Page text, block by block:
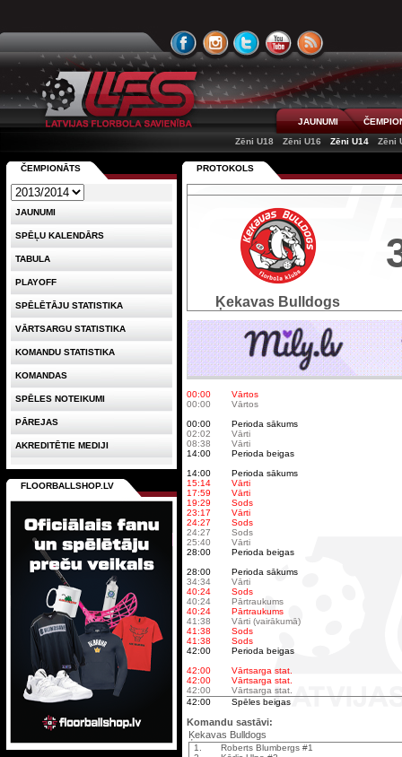
JAUNUMI
Zēni U18
Zēni U16 Zēni U14 Zēni
PROTOKOLS
Ķekavas Bulldogs
00:00
Vārtos
00:00
Vārtos
00:00
Perioda sākums
02:02
Vārti
08:38
Vārti
14:00
Perioda beigas
14:00
Perioda sākums
15:14
Vārti
17:59
Vārti
19:29
Sods
23:17
Vārti
24:27
Sods
24:27
Sods
25:40
Vārti
28:00
Perioda beigas
28:00
Perioda sākums
34:34
Vārti
40:24
Sods
40:24
Pārtraukums
40:24
Pārtraukums
41:38
Vārti (vairākumā)
41:38
Sods
41:38
Sods
42:00
Perioda beigas
42:00
Vārtsarga stat.
42:00
Vārtsarga stat.
42:00
Vārtsarga stat.
42:00
Spēles beigas
Komandu sastāvi:
Ķekavas Bulldogs
1.
Roberts Blumbergs #1
ČEMPIONĀTS
JAUNUMI
SPĒĻU KALENDĀRS
TABULA
PLAYOFF
SPĒLĒTĀJU STATISTIKA
VĀRTSARGU STATISTIKA
KOMANDU STATISTIKA
KOMANDAS
SPĒLES NOTEIKUMI
PĀREJAS
AKREDITĒTIE MEDIJI
FLOORBALLSHOP.LV